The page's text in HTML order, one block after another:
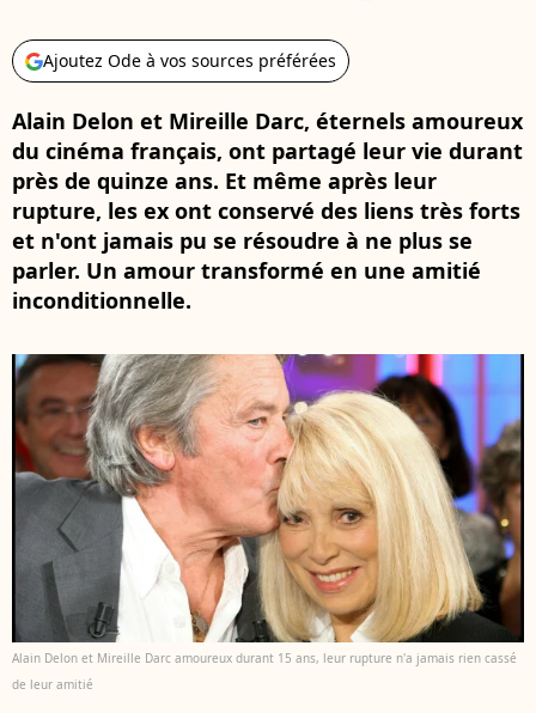
Ajoutez Ode à vos sources préférées
Alain Delon et Mireille Darc, éternels amoureux
du cinéma français, ont partagé leur vie durant
près de quinze ans. Et même après leur
rupture, les ex ont conservé des liens très forts
et n'ont jamais pu se résoudre à ne plus se
parler. Un amour transformé en une amitié
inconditionnelle.
Alain Delon et Mireille Darc amoureux durant 15 ans, leur rupture n'a jamais rien cassé
de leur amitié